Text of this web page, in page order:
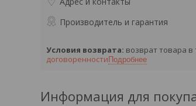
Производитель и гарантия
возврат товара в
договоренности Подробнее
Информация для